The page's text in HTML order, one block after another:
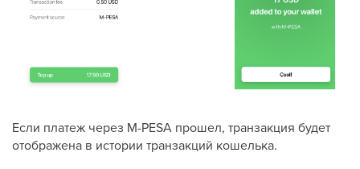
Если платеж через M-PESA прошел, транзакция будет
отображена в истории транзакций кошелька.